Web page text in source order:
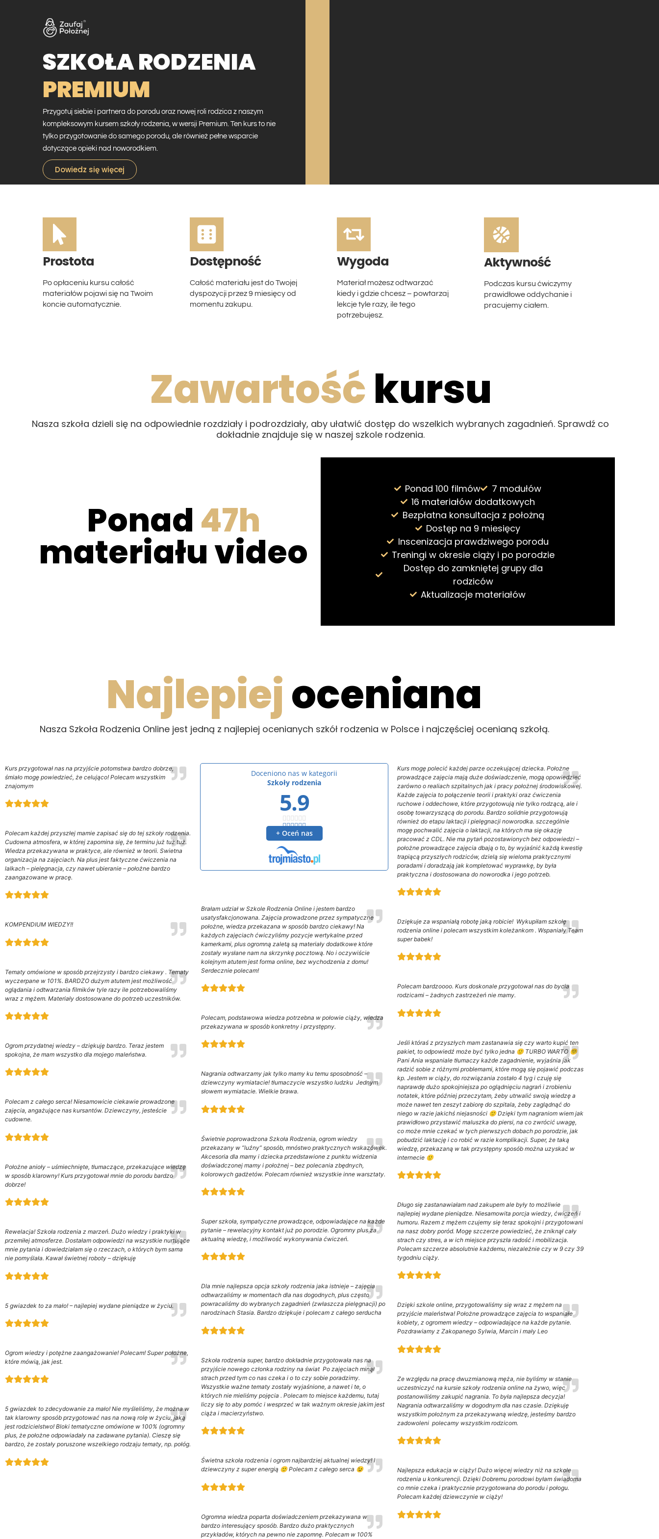
SZKOŁA RODZENIA
PREMIUM
Przygotuj siebie i partnera do porodu oraz nowej roli rodzica z naszym
kompleksowym kursem szkoły rodzenia, w wersji Premium. Ten kurs to nie
tylko przygotowanie do samego porodu, ale również pełne wsparcie
dotyczące opieki nad noworodkiem.
Dowiedz się więcej
Prostota
Po opłaceniu kursu całość
materiałów pojawi się na Twoim
koncie automatycznie.
Dostępność
Całość materiału jest do Twojej
dyspozycji przez 9 miesięcy od
momentu zakupu.
Wygoda
Materiał możesz odtwarzać
kiedy i gdzie chcesz – powtarzaj
lekcje tyle razy, ile tego
potrzebujesz.
Aktywność
Podczas kursu ćwiczymy
prawidłowe oddychanie i
pracujemy ciałem.
Zawartośćkursu
Nasza szkoła dzieli się na odpowiednie rozdziały i podrozdziały, aby ułatwić dostęp do wszelkich wybranych zagadnień. Sprawdź co
dokładnie znajduje się w naszej szkole rodzenia.
Ponad 47h
materiału video
Ponad 100 filmów
7 modułów
16 materiałów dodatkowych
Bezpłatna konsultacja z położną
Dostęp na 9 miesięcy
Inscenizacja prawdziwego porodu
Treningi w okresie ciąży i po porodzie
Dostęp do zamkniętej grupy dla
rodziców
Aktualizacje materiałów
Najlepiejoceniana
Nasza Szkoła Rodzenia Online jest jedną z najlepiej ocenianych szkół rodzenia w Polsce i najczęściej ocenianą szkołą.
Kurs przygotował nas na przyjście potomstwa bardzo dobrze,
śmiało mogę powiedzieć, że celująco! Polecam wszystkim
znajomym
Polecam każdej przyszłej mamie zapisać się do tej szkoły rodzenia.
Cudowna atmosfera, w której zapomina się, że terminu już tuż tuż.
Wiedza przekazywana w praktyce, ale również w teorii. Swietna
organizacja na zajęciach. Na plus jest faktyczne ćwiczenia na
lalkach – pielęgnacja, czy nawet ubieranie – położne bardzo
zaangazowane w pracę.
KOMPENDIUM WIEDZY!!
Tematy omówione w sposób przejrzysty i bardzo ciekawy . Tematy
wyczerpane w 101%. BARDZO dużym atutem jest możliwość
oglądania i odtwarzania filmików tyle razy ile potrzebowaliśmy
wraz z mężem. Materiały dostosowane do potrzeb uczestników.
Ogrom przydatnej wiedzy – dziękuję bardzo. Teraz jestem
spokojna, że mam wszystko dla mojego maleństwa.
Polecam z całego serca! Niesamowicie ciekawie prowadzone
zajęcia, angażujące nas kursantów. Dziewczyny, jesteście
cudowne.
Położne anioły – uśmiechnięte, tłumaczące, przekazujące wiedzę
w sposób klarowny! Kurs przygotował mnie do porodu bardzo
dobrze!
Rewelacja! Szkoła rodzenia z marzeń. Dużo wiedzy i praktyki w
przemiłej atmosferze. Dostałam odpowiedzi na wszystkie nurtujące
mnie pytania i dowiedziałam się o rzeczach, o których bym sama
nie pomyślała. Kawał świetnej roboty – dziękuję
5 gwiazdek to za mało! – najlepiej wydane pieniądze w życiu.
Ogrom wiedzy i potężne zaangażowanie! Polecam! Super położne,
które mówią, jak jest.
5 gwiazdek to zdecydowanie za mało! Nie myśleliśmy, że można w
tak klarowny sposób przygotować nas na nową rolę w życiu, jaką
jest rodzicielstwo! Bloki tematyczne omówione w 100% (ogromny
plus, że położne odpowiadały na zadawane pytania). Cieszę się
bardzo, że zostały poruszone wszelkiego rodzaju tematy, np. połóg.
Brałam udział w Szkole Rodzenia Online i jestem bardzo
usatysfakcjonowana. Zajęcia prowadzone przez sympatyczne
położne, wiedza przekazana w sposób bardzo ciekawy! Na
każdych zajęciach ćwiczyliśmy pozycje wertykalne przed
kamerkami, plus ogromną zaletą są materiały dodatkowe które
zostały wysłane nam na skrzynkę pocztową. No i oczywiście
kolejnym atutem jest forma online, bez wychodzenia z domu!
Serdecznie polecam!
Polecam, podstawowa wiedza potrzebna w połowie ciąży, wiedza
przekazywana w sposób konkretny i przystępny.
Nagrania odtwarzamy jak tylko mamy ku temu sposobność –
dziewczyny wymiatacie! tłumaczycie wszystko ludzku Jednym
słowem wymiatacie. Wielkie brawa.
Świetnie poprowadzona Szkoła Rodzenia, ogrom wiedzy
przekazany w “luźny” sposób, mnóstwo praktycznych wskazówek.
Akcesoria dla mamy i dziecka przedstawione z punktu widzenia
doświadczonej mamy i położnej – bez polecania zbędnych,
kolorowych gadżetów. Polecam również wszystkie inne warsztaty.
Super szkoła, sympatyczne prowadzące, odpowiadające na każde
pytanie – rewelacyjny kontakt już po porodzie. Ogromny plus za
aktualną wiedzę, i możliwość wykonywania ćwiczeń.
Dla mnie najlepsza opcja szkoły rodzenia jaka istnieje – zajęcia
odtwarzaliśmy w momentach dla nas dogodnych, plus często
powracaliśmy do wybranych zagadnień (zwłaszcza pielęgnacji) po
narodzinach Stasia. Bardzo dziękuje i polecam z całego serducha
Szkoła rodzenia super, bardzo dokładnie przygotowała nas na
przyjście nowego członka rodziny na świat Po zajęciach minął
strach przed tym co nas czeka i o to czy sobie poradzimy.
Wszystkie ważne tematy zostały wyjaśnione, a nawet i te, o
których nie mieliśmy pojęcia . Polecam to miejsce każdemu, tutaj
liczy się to aby pomóc i wesprzeć w tak ważnym okresie jakim jest
ciąża i macierzyństwo.
Świetna szkoła rodzenia i ogrom najbardziej aktualnej wiedzy! I
dziewczyny z super energią 🙂 Polecam z całego serca 😉
Ogromna wiedza poparta doświadczeniem przekazywana w
bardzo interesujący sposób. Bardzo dużo praktycznych
przykładów, których na pewno nie zapomnę. Polecam w 100%
Kurs mogę polecić każdej parze oczekującej dziecka. Położne
prowadzące zajęcia mają duże doświadczenie, mogą opowiedzieć
zarówno o realiach szpitalnych jak i pracy położnej środowiskowej.
Każde zajęcia to połączenie teorii i praktyki oraz ćwiczenia
ruchowe i oddechowe, które przygotowują nie tylko rodzącą, ale i
osobę towarzyszącą do porodu. Bardzo solidnie przygotowują
również do etapu laktacji i pielęgnacji noworodka. szczególnie
mogę pochwalić zajęcia o laktacji, na których ma się okazję
pracować z CDL. Nie ma pytań pozostawionych bez odpowiedzi –
położne prowadzące zajęcia dbają o to, by wyjaśnić każdą kwestię
trapiącą przyszłych rodziców, dzielą się wieloma praktycznymi
poradami i doradzają jak kompletować wyprawkę, by była
praktyczna i dostosowana do noworodka i jego potrzeb.
Dziękuje za wspaniałą robotę jaką robicie! Wykupiłam szkołę
rodzenia online i polecam wszystkim koleżankom . Wspaniały Team
super babek!
Polecam bardzoooo. Kurs doskonale przygotował nas do bycia
rodzicami – żadnych zastrzeżeń nie mamy.
Jeśli któraś z przyszłych mam zastanawia się czy warto kupić ten
pakiet, to odpowiedź może być tylko jedna 🙂 TURBO WARTO 🙂
Pani Ania wspaniale tłumaczy każde zagadnienie, wyjaśnia jak
radzić sobie z różnymi problemami, które mogą się pojawić podczas
kp. Jestem w ciąży, do rozwiązania zostało 4 tyg i czuję się
naprawdę dużo spokojniejsza po oglądnięciu nagrań i zrobieniu
notatek, które później przeczytam, żeby utrwalić swoją wiedzę a
może nawet ten zeszyt zabiorę do szpitala, żeby zaglądnąć do
niego w razie jakichś niejasności 🙂 Dzięki tym nagraniom wiem jak
prawidłowo przystawić maluszka do piersi, na co zwrócić uwagę,
co może mnie czekać w tych pierwszych dobach po porodzie, jak
pobudzić laktację i co robić w razie komplikacji. Super, że taką
wiedzę, przekazaną w tak przystępny sposób można uzyskać w
internecie 🙂
Długo się zastanawiałam nad zakupem ale były to możliwie
najlepiej wydane pieniądze. Niesamowita porcja wiedzy, ćwiczeń i
humoru. Razem z mężem czujemy się teraz spokojni i przygotowani
na nasz dobry poród. Mogę szczerze powiedzieć, że zniknął cały
strach czy stres, a w ich miejsce przyszła radość i mobilizacja.
Polecam szczerze absolutnie każdemu, niezależnie czy w 9 czy 39
tygodniu ciąży.
Dzięki szkole online, przygotowaliśmy się wraz z mężem na
przyjście maleństwa! Położne prowadzące zajęcia to wspaniałe
kobiety, z ogromem wiedzy – odpowiadające na każde pytanie.
Pozdrawiamy z Zakopanego Sylwia, Marcin i mały Leo
Ze względu na pracę dwuzmianową męża, nie byliśmy w stanie
uczestniczyć na kursie szkoły rodzenia online na żywo, więc
postanowiliśmy zakupić nagrania. To była najlepsza decyzja!
Nagrania odtwarzaliśmy w dogodnym dla nas czasie. Dziękuję
wszystkim położnym za przekazywaną wiedzę, jesteśmy bardzo
zadowoleni polecamy wszystkim rodzicom.
Najlepsza edukacja w ciąży! Dużo więcej wiedzy niż na szkole
rodzenia u konkurencji. Dzięki Dobremu porodowi byłam świadoma
co mnie czeka i praktycznie przygotowana do porodu i połogu.
Polecam każdej dziewczynie w ciąży!